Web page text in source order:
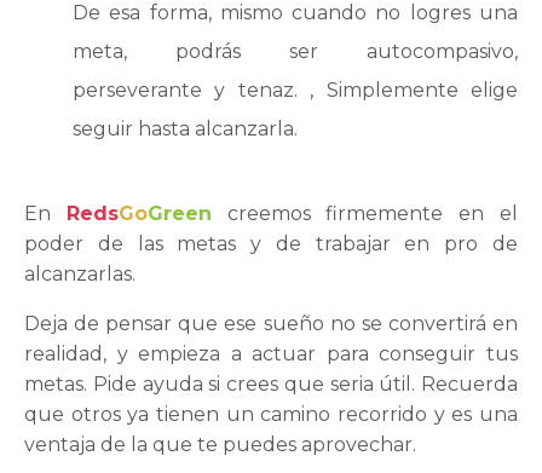
De esa forma, mismo cuando no logres una
meta, podrás ser autocompasivo,
perseverante y tenaz. , Simplemente elige
seguir hasta alcanzarla.
En RedsGoGreen creemos firmemente en el
poder de las metas y de trabajar en pro de
alcanzarlas.
Deja de pensar que ese sueño no se convertirá en
realidad, y empieza a actuar para conseguir tus
metas. Pide ayuda si crees que seria útil. Recuerda
que otros ya tienen un camino recorrido y es una
ventaja de la que te puedes aprovechar.